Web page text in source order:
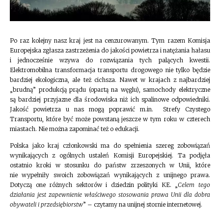
Po raz kolejny nasz kraj jest na cenzurowanym. Tym razem Komisja
Europejska zgłasza zastrzeżenia do jakości powietrza i natężania hałasu
i jednocześnie wzywa do rozwiązania tych palących kwestii.
Elektromobilna transformacja transportu drogowego nie tylko będzie
bardziej ekologiczna, ale też cichsza. Nawet w krajach z najbardziej
„brudną” produkcją prądu (opartą na węglu), samochody elektryczne
są bardziej przyjazne dla środowiska niż ich spalinowe odpowiedniki.
Jakość powietrza u nas mogą poprawić m.in. Strefy Czystego
Transportu, które być może powstaną jeszcze w tym roku w czterech
miastach. Nie można zapominać też o edukacji.
Polska jako kraj członkowski ma do spełnienia szereg zobowiązań
wynikających z ogólnych ustaleń Komisji Europejskiej. Ta podjęła
ostatnio kroki w stosunku do państw zrzeszonych w Unii, które
nie wypełniły swoich zobowiązań wynikających z unijnego prawa.
Dotyczą one różnych sektorów i dziedzin polityki KE. „Celem tego
działania jest zapewnienie właściwego stosowania prawa Unii dla dobra
obywateli i przedsiębiorstw” – czytamy na unijnej stornie internetowej.